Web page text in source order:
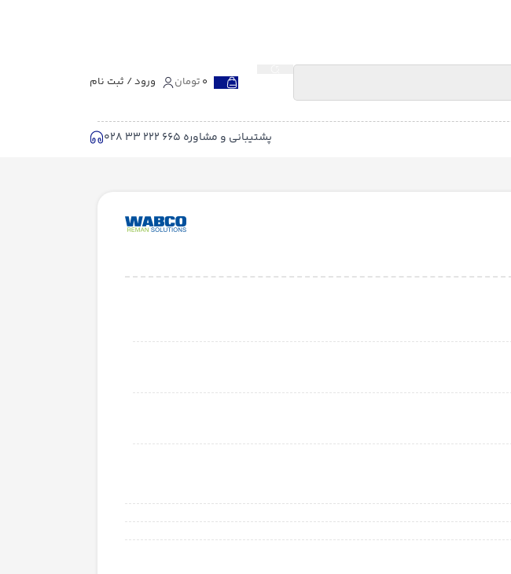
0 تومان ورود / ثبت نام
پشتیبانی و مشاوره 665 222 33 028